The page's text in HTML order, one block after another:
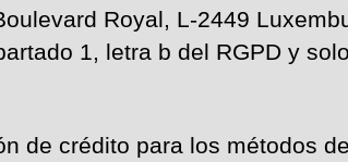
Royal, L-2449
1, letra b del RGPD y
de crédito para los métodos